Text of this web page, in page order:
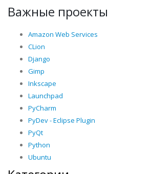
Важные проекты
Amazon Web Services
CLion
Django
Gimp
Inkscape
Launchpad
PyCharm
PyDev - Eclipse Plugin
PyQt
Python
Ubuntu